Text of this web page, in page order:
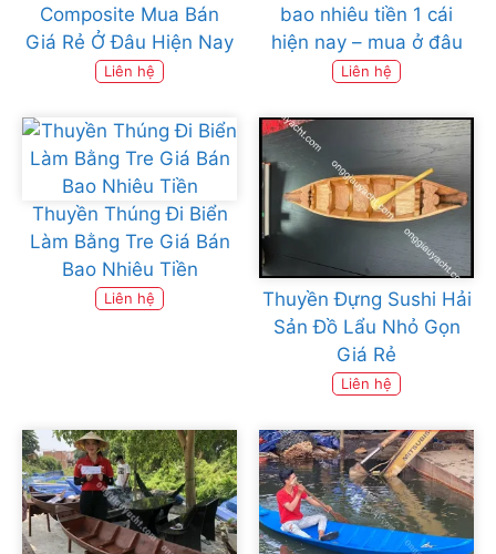
Composite Mua Bán
Giá Rẻ Ở Đâu Hiện Nay
Liên hệ
bao nhiêu tiền 1 cái
hiện nay – mua ở đâu
Liên hệ
Thuyền Thúng Đi Biển
Làm Bằng Tre Giá Bán
Bao Nhiêu Tiền
Liên hệ
Thuyền Đựng Sushi Hải
Sản Đồ Lẩu Nhỏ Gọn
Giá Rẻ
Liên hệ